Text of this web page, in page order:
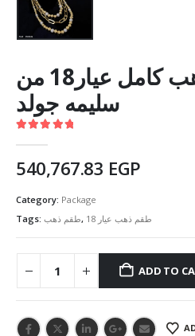
طقم ذهب كامل عيار18 من
سليمه جولد
540,767.83 EGP
Category: Package
Tags: طقم ذهب, طقم ذهب عيار 18
ADD TO